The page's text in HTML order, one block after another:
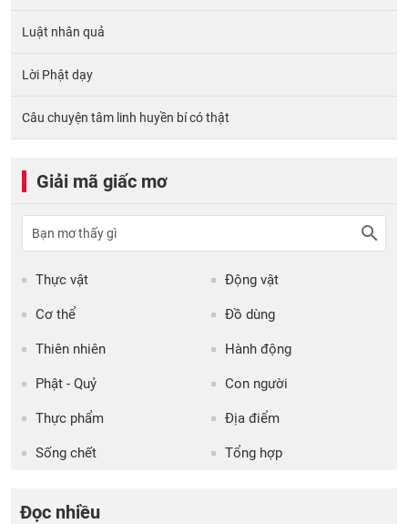
Luật nhân quả
Lời Phật dạy
Câu chuyện tâm linh huyền bí có thật
Giải mã giấc mơ
Thực vật Động vật
Cơ thể Đồ dùng
Thiên nhiên Hành động
Phật - Quỷ Con người
Thực phẩm Địa điểm
Sống chết Tổng hợp
Đọc nhiều